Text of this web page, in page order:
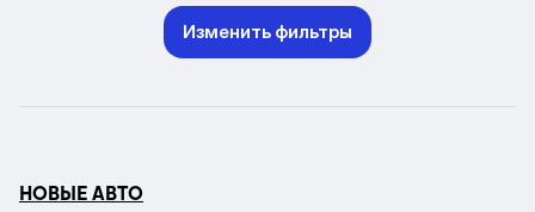
Изменить фильтры
НОВЫЕ АВТО